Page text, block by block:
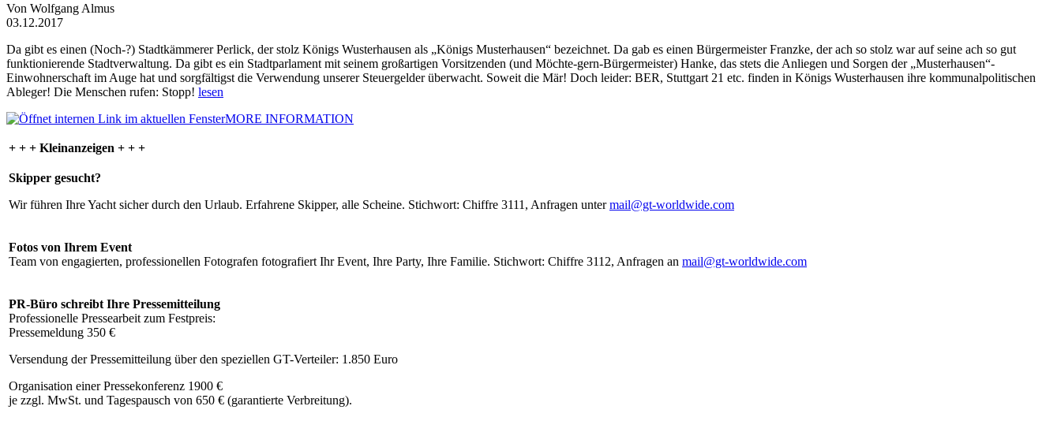
Von Wolfgang Almus
03.12.2017
Da gibt es einen (Noch-?) Stadtkämmerer Perlick, der stolz Königs Wusterhausen als „Königs Musterhausen“ bezeichnet. Da gab es einen Bürgermeister Franzke, der ach so stolz war auf seine ach so gut
funktionierende Stadtverwaltung. Da gibt es ein Stadtparlament mit seinem großartigen Vorsitzenden (und Möchte-gern-Bürgermeister) Hanke, das stets die Anliegen und Sorgen der „Musterhausen“-
Einwohnerschaft im Auge hat und sorgfältigst die Verwendung unserer Steuergelder überwacht. Soweit die Mär! Doch leider: BER, Stuttgart 21 etc. finden in Königs Wusterhausen ihre kommunalpolitischen
Ableger! Die Menschen rufen: Stopp! lesen
MORE INFORMATION
+ + + Kleinanzeigen + + +
Skipper gesucht?
Wir führen Ihre Yacht sicher durch den Urlaub. Erfahrene Skipper, alle Scheine. Stichwort: Chiffre 3111, Anfragen untermail@gt-worldwide.com
Fotos von Ihrem Event
Team von engagierten, professionellen Fotografen fotografiert Ihr Event, Ihre Party, Ihre Familie. Stichwort: Chiffre 3112, Anfragen an mail@gt-worldwide.com
PR-Büro schreibt Ihre Pressemitteilung
Professionelle Pressearbeit zum Festpreis:
Pressemeldung 350 €
Versendung der Pressemitteilung über den speziellen GT-Verteiler: 1.850 Euro
Organisation einer Pressekonferenz 1900 €
je zzgl. MwSt. und Tagespausch von 650 € (garantierte Verbreitung).